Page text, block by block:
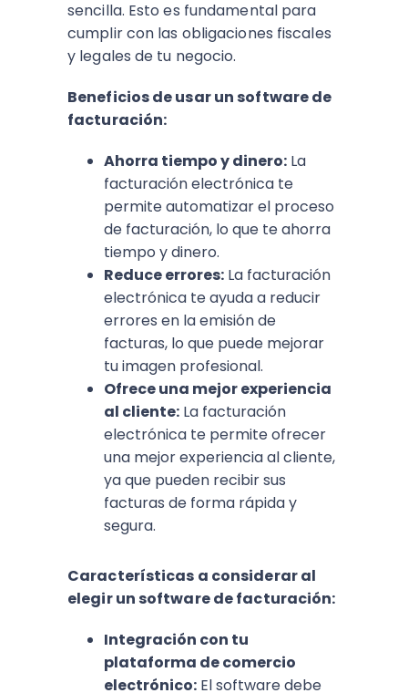
sencilla. Esto es fundamental para
cumplir con las obligaciones fiscales
y legales de tu negocio.
Beneficios de usar un software de
facturación:
Ahorra tiempo y dinero: La
facturación electrónica te
permite automatizar el proceso
de facturación, lo que te ahorra
tiempo y dinero.
Reduce errores: La facturación
electrónica te ayuda a reducir
errores en la emisión de
facturas, lo que puede mejorar
tu imagen profesional.
Ofrece una mejor experiencia
al cliente: La facturación
electrónica te permite ofrecer
una mejor experiencia al cliente,
ya que pueden recibir sus
facturas de forma rápida y
segura.
Características a considerar al
elegir un software de facturación:
Integración con tu
plataforma de comercio
electrónico: El software debe